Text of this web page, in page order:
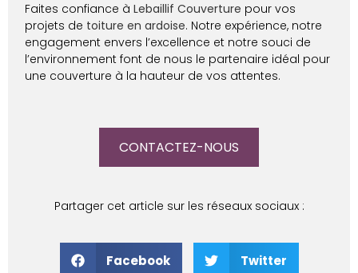
Faites confiance àLebaillif Couverture pour vos
projets de toiture en ardoise. Notre expérience, notre
engagement envers l’excellence et notre souci de
l’environnement font de nous le partenaire idéal pour
une couverture à la hauteur de vos attentes.
CONTACTEZ-NOUS
Partager cet article sur les réseaux sociaux :
Facebook Twitter